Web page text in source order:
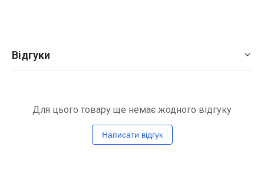
Відгуки
Для цього товару ще немає жодного відгуку
Написати відгук